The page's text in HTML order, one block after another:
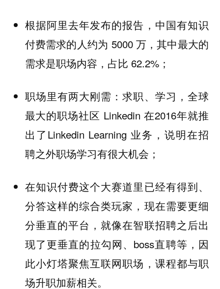
根据阿里去年发布的报告，中国有知识
付费需求的人约为 5000 万，其中最大的
需求是职场内容，占比 62.2%；
职场里有两大刚需：求职、学习，全球
最大的职场社区 Linkedin 在2016年就推
出了Linkedin Learning 业务，说明在招
聘之外职场学习有很大机会；
在知识付费这个大赛道里已经有得到、
分答这样的综合类玩家，现在需要更细
分垂直的平台，就像在智联招聘之后出
现了更垂直的拉勾网、boss直聘等，因
此小灯塔聚焦互联网职场，课程都与职
场升职加薪相关。